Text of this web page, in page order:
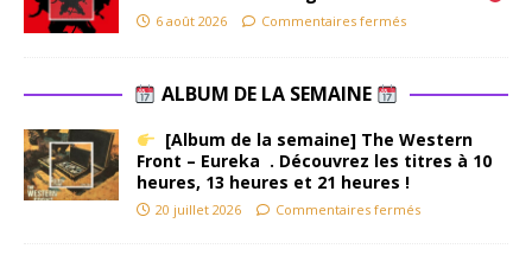
6 août 2026 Commentaires fermés
ALBUM DE LA SEMAINE
[Album de la semaine] The Western
Front – Eureka . Découvrez les titres à 10
heures, 13 heures et 21 heures !
20 juillet 2026 Commentaires fermés